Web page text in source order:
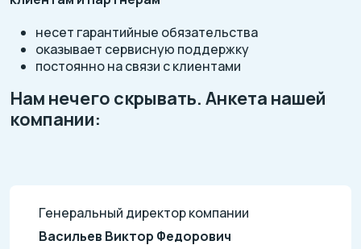
несет гарантийные обязательства
оказывает сервисную поддержку
постоянно на связи с клиентами
Нам нечего скрывать. Анкета нашей
компании:
Генеральный директор компании
Васильев Виктор Федорович